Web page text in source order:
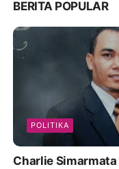
BERITA POPULAR
POLITIKA
Charlie